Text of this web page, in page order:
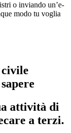
o inviando un’e-
modo tu voglia
attività di
a terzi.